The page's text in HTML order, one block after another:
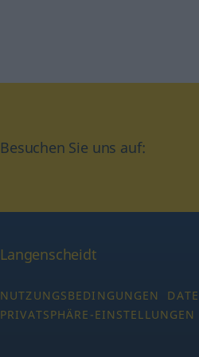
Besuchen Sie uns auf:
Langenscheidt
NUTZUNGSBEDINGUNGEN
PRIVATSPHÄRE-EINSTELLUNGEN